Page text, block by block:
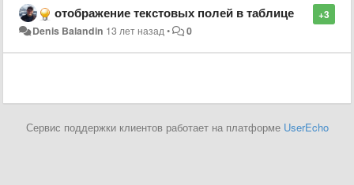
+3
отображение текстовых полей в таблице
Denis Balandin 13 лет назад• 0
Сервис поддержки клиентов работает на платформе UserEcho